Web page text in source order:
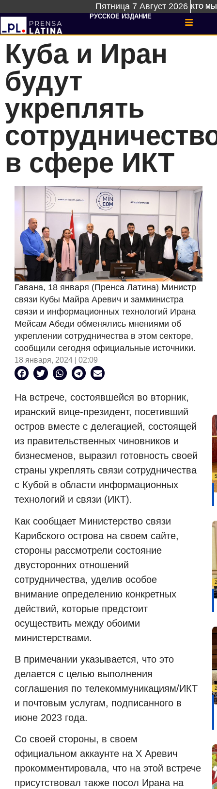
Пятница 7 Август 2026 КТО МЫ
РУССКОЕ ИЗДАНИЕ
Куба и Иран
будут
укреплять
в сфере ИКТ
Гавана, 18 января (Пренса Латина) Министр
связи Кубы Майра Аревич и замминистра
связи и информационных технологий Ирана
Мейсам Абеди обменялись мнениями об
укреплении сотрудничества в этом секторе,
сообщили сегодня официальные источники.
18 января, 2024 | 02:09
На встрече, состоявшейся во вторник,
иранский вице-президент, посетивший
остров вместе с делегацией, состоящей
из правительственных чиновников и
бизнесменов, выразил готовность своей
страны укреплять связи сотрудничества
с Кубой в области информационных
технологий и связи (ИКТ).
Как сообщает Министерство связи
Карибского острова на своем сайте,
стороны рассмотрели состояние
двусторонних отношений
сотрудничества, уделив особое
внимание определению конкретных
действий, которые предстоит
осуществить между обоими
министерствами.
В примечании указывается, что это
делается с целью выполнения
соглашения по телекоммуникациям/ИКТ
и почтовым услугам, подписанного в
июне 2023 года.
Со своей стороны, в своем
официальном аккаунте на X Аревич
прокомментировала, что на этой встрече
присутствовал также посол Ирана на